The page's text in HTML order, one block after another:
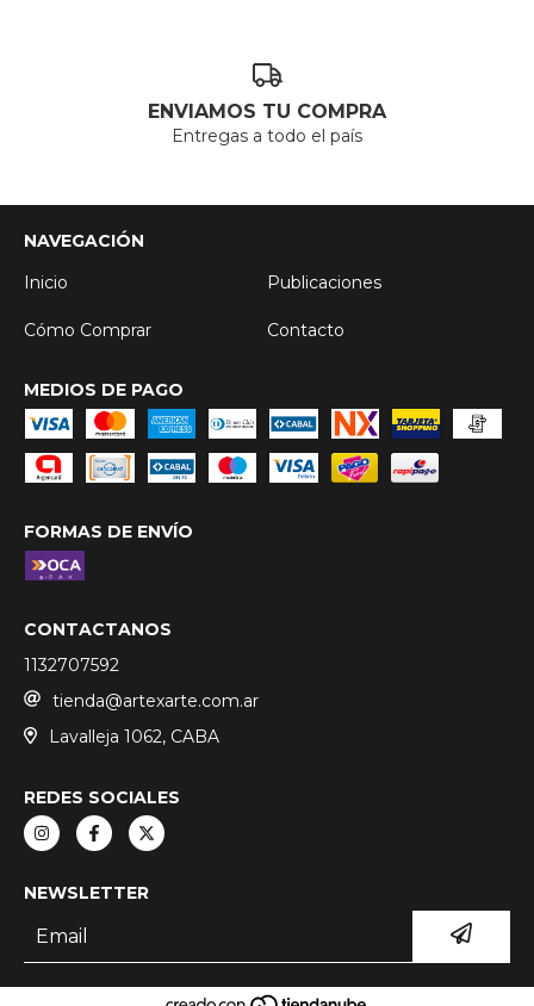
ENVIAMOS TU COMPRA
Entregas a todo el país
NAVEGACIÓN
Inicio
Publicaciones
Cómo Comprar Contacto
MEDIOS DE PAGO
FORMAS DE ENVÍO
CONTACTANOS
1132707592
tienda@artexarte.com.ar
Lavalleja 1062, CABA
REDES SOCIALES
NEWSLETTER